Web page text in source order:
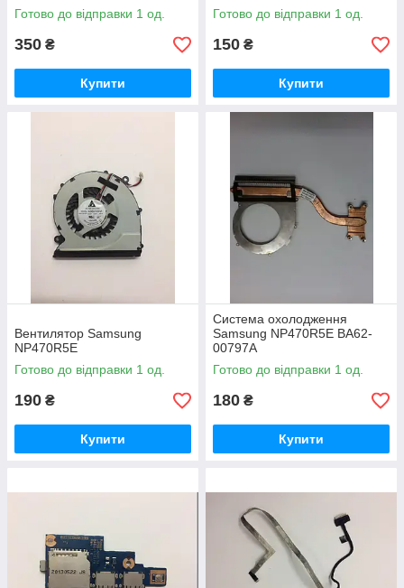
Готово до відправки 1 од.
350 ₴
Купити
Готово до відправки 1 од.
150 ₴
Купити
Вентилятор Samsung
NP470R5E
Готово до відправки 1 од.
190 ₴
Купити
Система охолодження
Samsung NP470R5E BA62-
00797A
Готово до відправки 1 од.
180 ₴
Купити